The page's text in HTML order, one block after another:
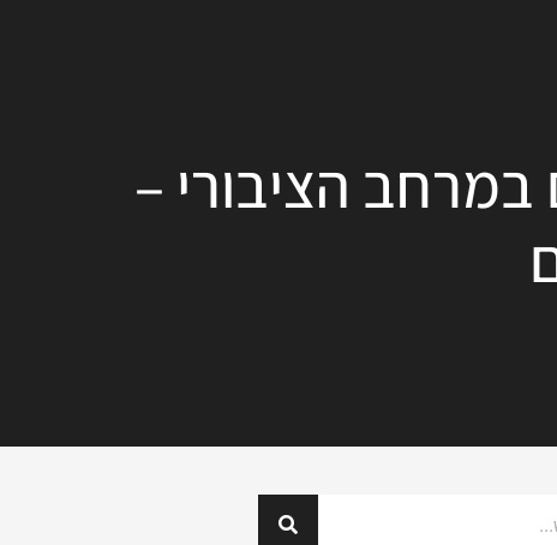
במרחב הציבורי –